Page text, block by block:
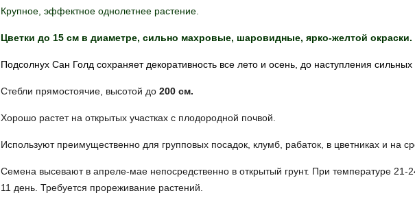
Крупное, эффектное однолетнее растение.
Цветки до 15 см в диаметре, сильно махровые, шаровидные, ярко-желтой окраски.
ПодсолнухСан Голд сохраняет декоративность все лето и осень, до наступления сильных
Стебли прямостоячие, высотой до 200 см.
Хорошо растет на открытых участках с плодородной почвой.
Используют преимущественно для групповых посадок, клумб, рабаток, в цветниках и на
Семена высевают в апреле-мае непосредственно в открытый грунт. При температуре 21-
11 день. Требуется прореживание растений.